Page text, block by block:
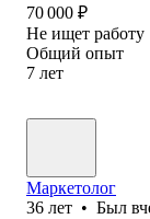
70 000 ₽
Не ищет работу
Общий опыт
7 лет
Маркетолог
36 лет • Был